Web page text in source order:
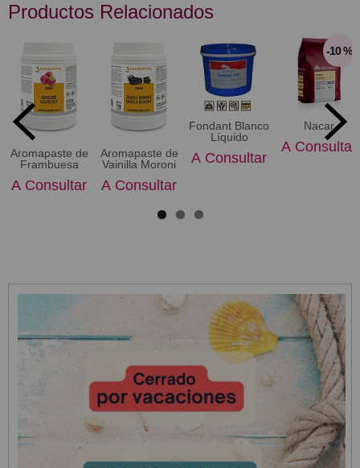
Productos Relacionados
Aromapaste de
Frambuesa
A Consultar
Aromapaste de
Vainilla Moroni
A Consultar
Fondant Blanco
Líquido
A Consultar
-10 %
Nacar
A Consultar